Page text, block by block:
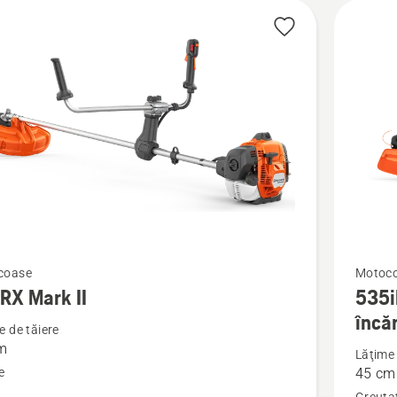
Mark II
de tăiere
Vezi
mai
multe
detalii
despre
45 cm